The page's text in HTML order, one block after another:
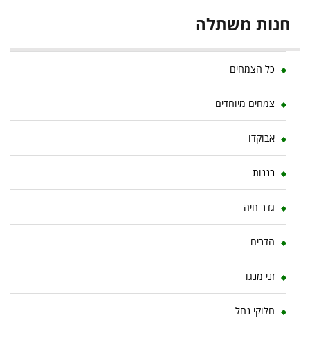
חנות משתלה
כל הצמחים
צמחים מיוחדים
אבוקדו
בננות
גדר חיה
הדרים
זני מנגו
חלוקי נחל